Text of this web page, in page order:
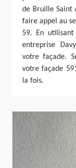
de Bruille Saint
faire appel au
59. En
entreprise
votre façade.
votre façade
la fois.